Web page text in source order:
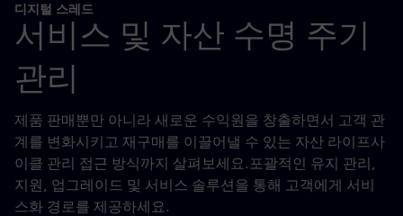
디지털 스레드
서비스 및 자산 수명 주기
관리
제품 판매뿐만 아니라 새로운 수익원을 창출하면서 고객 관
계를 변화시키고 재구매를 이끌어낼 수 있는 자산 라이프사
이클 관리 접근 방식까지 살펴보세요.포괄적인 유지 관리,
지원, 업그레이드 및 서비스 솔루션을 통해 고객에게 서비
스화 경로를 제공하세요.